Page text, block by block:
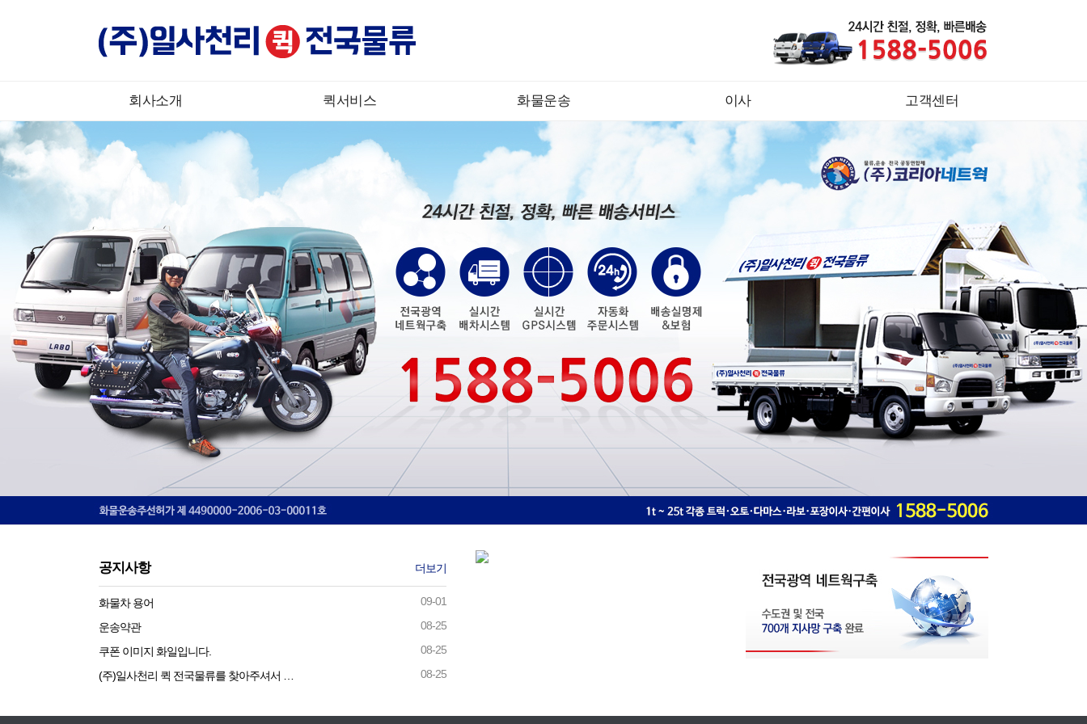
회사소개 퀵서비스 화물운송
하위분류
이사
하위분류
고객센터
하위분류
공지사항
화물차 용어
09-01
운송약관
08-25
쿠폰 이미지 화일입니다.
08-25
(주)일사천리 퀵 전국물류를 찾아주셔서 …
08-25
더보기